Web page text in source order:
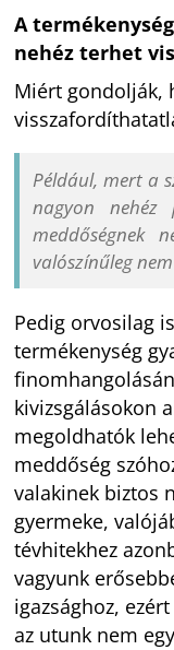
A
nehéz terhet
Miért gondolják,
Például, mert a
nagyon nehéz
meddőségnek
valószínűleg
Pedig orvosilag
termékenység
kivizsgálásokon
megoldhatók
meddőség
valakinek biztos
gyermeke,
tévhitekhez
vagyunk
igazsághoz,
az utunk nem